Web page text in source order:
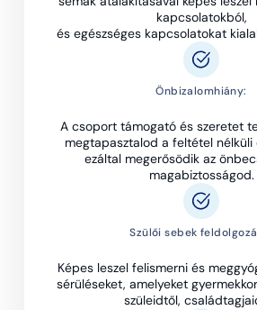
kapcsolatokból,
és egészséges kapcsolatokat
Önbizalomhiány:
A csoport támogató és szeretet
megtapasztalod a feltétel
ezáltal megerősödik az
magabiztosságod.
Szülői sebek
Képes leszel felismerni és
sérüléseket, amelyeket
szüleidtől,